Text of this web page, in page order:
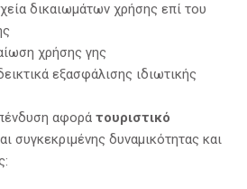
δικαιωμάτων χρήσης επί του
χρήσης γης
εξασφάλισης ιδιωτικής
αφορά τουριστικό
συγκεκριμένης δυναμικότητας και